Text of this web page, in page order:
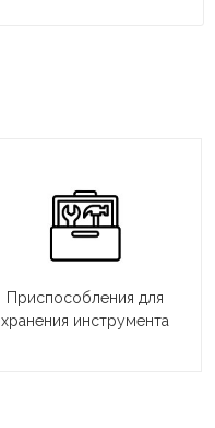
Приспособления для
хранения инструмента